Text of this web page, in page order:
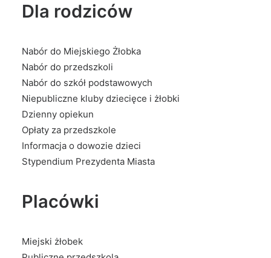
Dla rodziców
Nabór do Miejskiego Żłobka
Nabór do przedszkoli
Nabór do szkół podstawowych
Niepubliczne kluby dziecięce i żłobki
Dzienny opiekun
Opłaty za przedszkole
Informacja o dowozie dzieci
Stypendium Prezydenta Miasta
Placówki
Miejski żłobek